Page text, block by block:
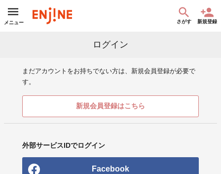
メニュー さがす 新規登録
ログイン
まだアカウントをお持ちでない方は、新規会員登録が必要で
す。
新規会員登録はこちら
外部サービスIDでログイン
Facebook